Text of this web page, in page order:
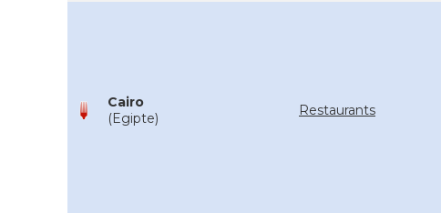
Cairo
(Egipte)
Restaurants